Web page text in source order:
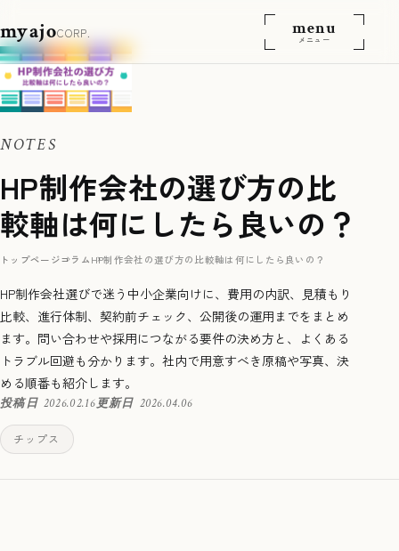
myajoCORP. menu
メニュー
NOTES
HP制作会社の選び方の比
較軸は何にしたら良いの？
トップページコラム HP制作会社の選び方の比較軸は何にしたら良いの？
HP制作会社選びで迷う中小企業向けに、費用の内訳、見積もり
比較、進行体制、契約前チェック、公開後の運用までをまとめ
ます。問い合わせや採用につながる要件の決め方と、よくある
トラブル回避も分かります。社内で用意すべき原稿や写真、決
める順番も紹介します。
投稿日 2026.02.16更新日 2026.04.06
チップス